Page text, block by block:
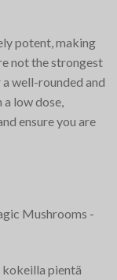
potent, making
not the strongest
well-rounded and
low dose,
ensure you are
Mushrooms -
kokeilla pientä